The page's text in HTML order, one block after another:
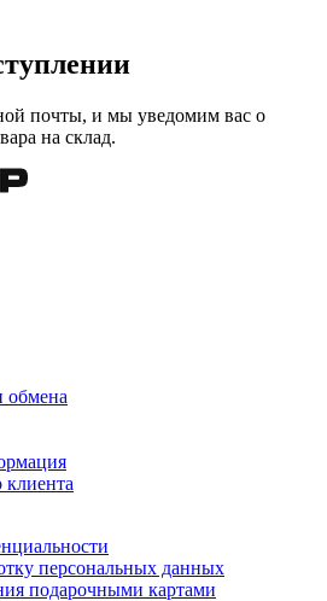
почты, и мы уведомим вас о
на склад.
обмена
клиента
персональных данных
подарочными картами